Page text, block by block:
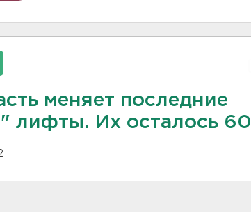
меняет последние
лифты. Их осталось 60